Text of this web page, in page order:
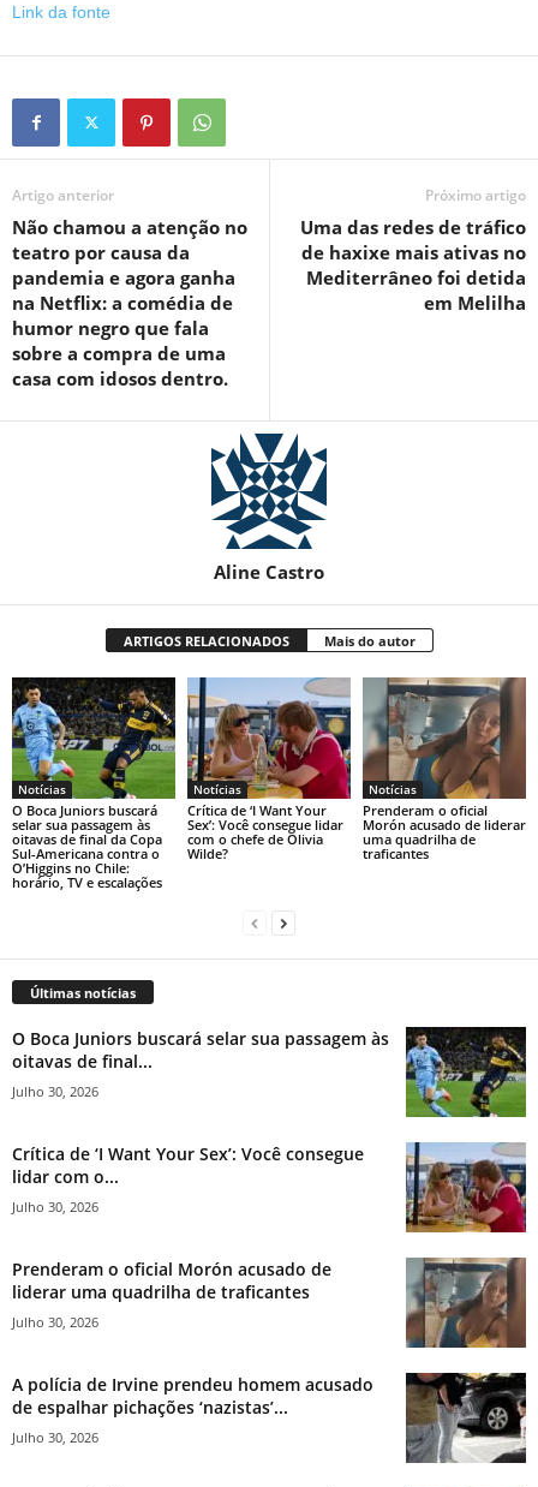
Link da fonte
Artigo anterior
Não chamou a atenção no
teatro por causa da
pandemia e agora ganha
na Netflix: a comédia de
humor negro que fala
sobre a compra de uma
casa com idosos dentro.
Próximo artigo
Uma das redes de tráfico
de haxixe mais ativas no
Mediterrâneo foi detida
em Melilha
Aline Castro
ARTIGOS RELACIONADOS Mais do autor
Notícias
O Boca Juniors buscará
selar sua passagem às
oitavas de final da Copa
Sul-Americana contra o
O’Higgins no Chile:
horário, TV e escalações
Notícias
Crítica de ‘I Want Your
Sex’: Você consegue lidar
com o chefe de Olivia
Wilde?
Notícias
Prenderam o oficial
Morón acusado de liderar
uma quadrilha de
traficantes
Últimas notícias
O Boca Juniors buscará selar sua passagem às
oitavas de final...
Julho 30, 2026
Crítica de ‘I Want Your Sex’: Você consegue
lidar com o...
Julho 30, 2026
Prenderam o oficial Morón acusado de
liderar uma quadrilha de traficantes
Julho 30, 2026
A polícia de Irvine prendeu homem acusado
de espalhar pichações ‘nazistas’...
Julho 30, 2026